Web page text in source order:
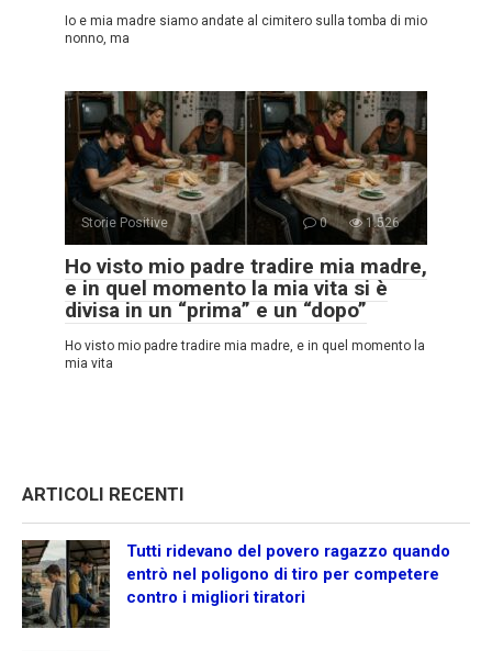
Io e mia madre siamo andate al cimitero sulla tomba di mio
nonno, ma
Storie Positive 0 1.526
Ho visto mio padre tradire mia madre,
e in quel momento la mia vita si è
divisa in un “prima” e un “dopo”
Ho visto mio padre tradire mia madre, e in quel momento la
mia vita
ARTICOLI RECENTI
Tutti ridevano del povero ragazzo quando
entrò nel poligono di tiro per competere
contro i migliori tiratori